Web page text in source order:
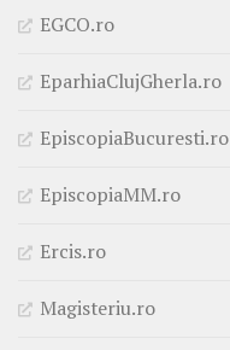
EGCO.ro
EparhiaClujGherla.ro
EpiscopiaBucuresti.ro
EpiscopiaMM.ro
Ercis.ro
Magisteriu.ro